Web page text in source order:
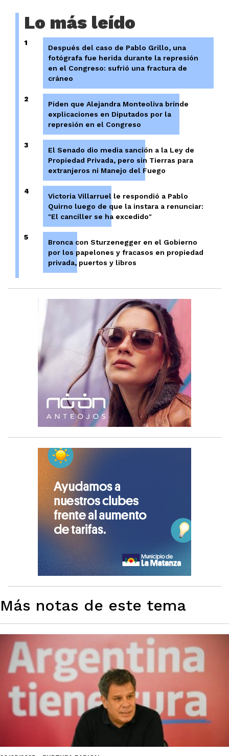
Lo más leído
1
Después del caso de Pablo Grillo, una
fotógrafa fue herida durante la represión
en el Congreso: sufrió una fractura de
cráneo
2
Piden que Alejandra Monteoliva brinde
explicaciones en Diputados por la
represión en el Congreso
3
El Senado dio media sanción a la Ley de
Propiedad Privada, pero sin Tierras para
extranjeros ni Manejo del Fuego
4
Victoria Villarruel le respondió a Pablo
Quirno luego de que la instara a renunciar:
"El canciller se ha excedido"
5
Bronca con Sturzenegger en el Gobierno
por los papelones y fracasos en propiedad
privada, puertos y libros
Más notas de este tema